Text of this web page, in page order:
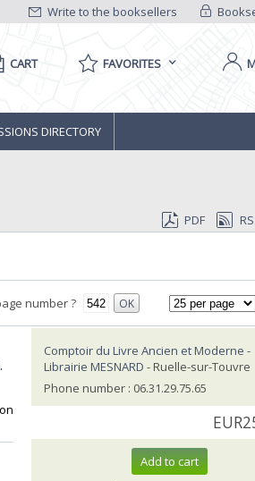
Write to the booksellers
CART FAVORITES
DIRECTORY
PDF
number ? OK
Comptoir du Livre Ancien et Moderne -
Librairie MESNARD - Ruelle-sur-Touvre
Phone number : 06.31.29.75.65
Add to cart